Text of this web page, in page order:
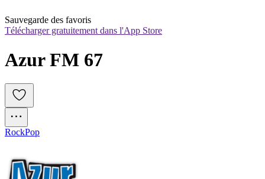
Sauvegarde des favoris
Télécharger gratuitement dans l'App Store
Azur FM 67
RockPop